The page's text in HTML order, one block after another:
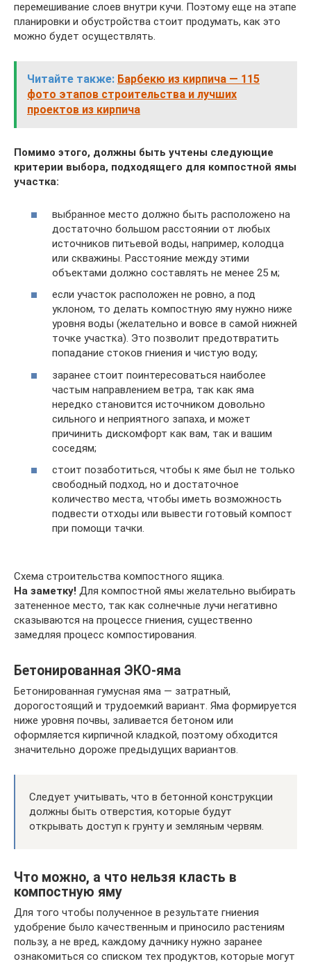
перемешивание слоев внутри кучи. Поэтому еще на этапе
планировки и обустройства стоит продумать, как это
можно будет осуществлять.
Читайте также: Барбекю из кирпича — 115
фото этапов строительства и лучших
проектов из кирпича
Помимо этого, должны быть учтены следующие
критерии выбора, подходящего для компостной ямы
участка:
выбранное место должно быть расположено на
достаточно большом расстоянии от любых
источников питьевой воды, например, колодца
или скважины. Расстояние между этими
объектами должно составлять не менее 25 м;
если участок расположен не ровно, а под
уклоном, то делать компостную яму нужно ниже
уровня воды (желательно и вовсе в самой нижней
точке участка). Это позволит предотвратить
попадание стоков гниения и чистую воду;
заранее стоит поинтересоваться наиболее
частым направлением ветра, так как яма
нередко становится источником довольно
сильного и неприятного запаха, и может
причинить дискомфорт как вам, так и вашим
соседям;
стоит позаботиться, чтобы к яме был не только
свободный подход, но и достаточное
количество места, чтобы иметь возможность
подвести отходы или вывести готовый компост
при помощи тачки.
Схема строительства компостного ящика.
На заметку! Для компостной ямы желательно выбирать
затененное место, так как солнечные лучи негативно
сказываются на процессе гниения, существенно
замедляя процесс компостирования.
Бетонированная ЭКО-яма
Бетонированная гумусная яма — затратный,
дорогостоящий и трудоемкий вариант. Яма формируется
ниже уровня почвы, заливается бетоном или
оформляется кирпичной кладкой, поэтому обходится
значительно дороже предыдущих вариантов.
Следует учитывать, что в бетонной конструкции
должны быть отверстия, которые будут
открывать доступ к грунту и земляным червям.
Что можно, а что нельзя класть в
компостную яму
Для того чтобы полученное в результате гниения
удобрение было качественным и приносило растениям
пользу, а не вред, каждому дачнику нужно заранее
ознакомиться со списком тех продуктов, которые могут